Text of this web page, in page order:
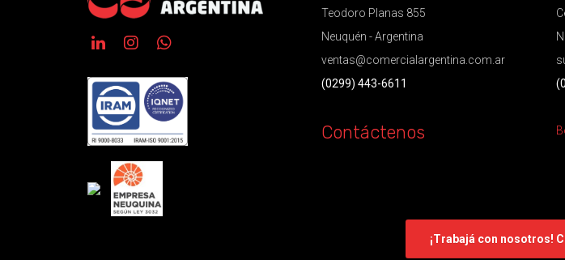
Teodoro Planas 855
Neuquén - Argentina
ventas@comercialargentina.com.ar
(0299) 443-6611
Contáctenos
¡Trabajá con nosotros!